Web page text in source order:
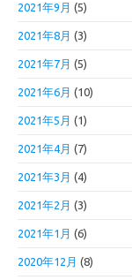
2021年9月 (5)
2021年8月 (3)
2021年7月 (5)
2021年6月 (10)
2021年5月 (1)
2021年4月 (7)
2021年3月 (4)
2021年2月 (3)
2021年1月 (6)
2020年12月 (8)